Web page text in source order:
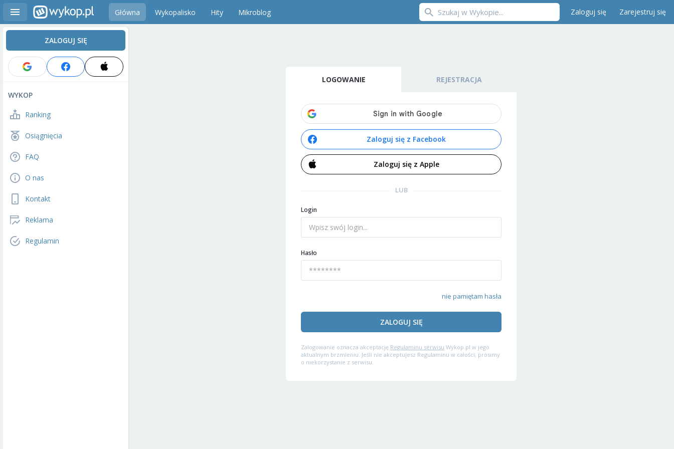
Główna Wykopalisko Hity Mikroblog Zaloguj się Zarejestruj się
ZALOGUJ SIĘ
WYKOP
Ranking
Osiągnięcia
FAQ
O nas
Kontakt
Reklama
Regulamin
LOGOWANIE REJESTRACJA
Zaloguj się z Facebook
Zaloguj się z Apple
LUB
Login
Hasło
nie pamiętam hasła
ZALOGUJ SIĘ
Zalogowanie oznacza akceptację Regulaminu serwisu Wykop.pl w jego
aktualnym brzmieniu. Jeśli nie akceptujesz Regulaminu w całości, prosimy
o niekorzystanie z serwisu.